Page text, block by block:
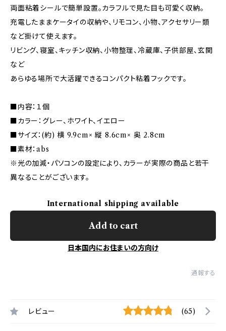
両面粘着シールで簡単設置。カラフルで見た目も可愛く収納。
充電したままケータイの収納や、リモコン、小物、アクセサリー類
など掛けて使えます。
リビング、寝室、キッチン収納、小物整理、冷蔵庫、子供部屋、玄関
など
あらゆる場所で大活躍できるコンパクト粘着フックです。
■内容：１個
■カラー：グレー、ホワイト、イエロー
■サイズ：(約) 横 9.9cm× 縦 8.6cm× 奥 2.8cm
■素材：abs
※光の加減・パソコンの設定により、カラーが実際の商品と若干
異なることがございます。
International shipping available
Add to cart
日本国内にお住まいの方向け
通報する
レビュー (65)